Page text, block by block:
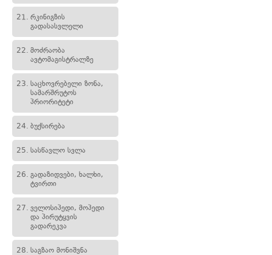
21. რკინიგზის
გადასასვლელი
22. მოძრაობა
ავტომაგისტრალზე
23. საცხოვრებელი ზონა,
სამარშრუტოს
პრიორიტეტი
24. ბუქსირება
25. სასწავლო სვლა
26. გადაზიდვები, ხალხი,
ტვირთი
27. ველოსიპედი, მოპედი
და პირუტყვის
გადარეკვა
28. საგზაო მონიშვნა